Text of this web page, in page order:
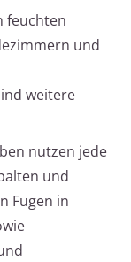
feuchten
und
weitere
nutzen jede
und
Fugen in